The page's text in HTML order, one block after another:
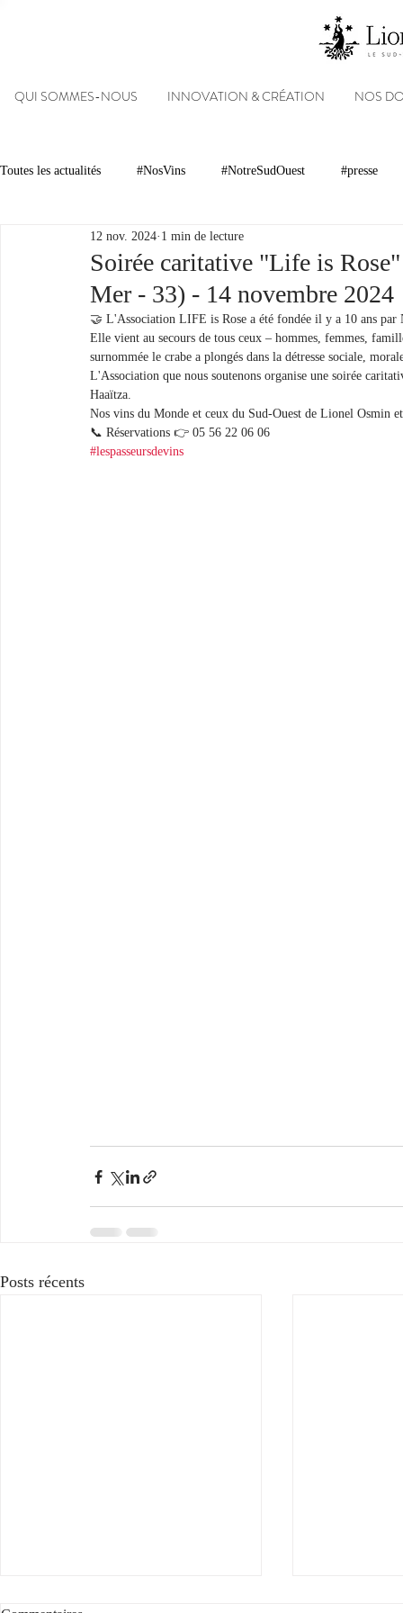
QUI SOMMES-NOUS INNOVATION & CRÉATION NOS
Toutes les actualités #NosVins #NotreSudOuest #presse
Chambre d’Amour Vins Armagnacs
Dégustations Evénements Réseaux sociaux
Soirée caritative "Life is
Mer - 33) - 14 novembre 2024
12 nov. 2024 1 min de lecture
🤝 L'Association LIFE is Rose a été fondée il y a 10 ans par
Elle vient au secours de tous ceux – hommes, femmes,
surnommée le crabe a plongés dans la détresse sociale,
L'Association que nous soutenons organise une soirée
Haaïtza.
Nos vins du Monde et ceux du Sud-Ouest de Lionel Osmin
📞 Réservations 👉 05 56 22 06 06
#lespasseursdevins
Posts récents
Voyez la vie en rose